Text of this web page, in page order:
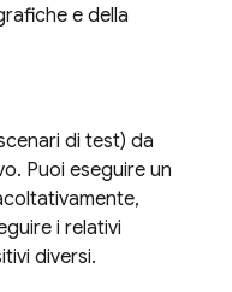
e della
di test) da
Puoi eseguire un
i relativi
diversi.